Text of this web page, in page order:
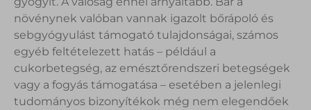
növénynek valóban vannak igazolt bőrápoló és
sebgyógyulást támogató tulajdonságai, számos
egyéb feltételezett hatás – például a
cukorbetegség, az emésztőrendszeri betegségek
vagy a fogyás támogatása – esetében a jelenlegi
tudományos bizonyítékok még nem elegendőek